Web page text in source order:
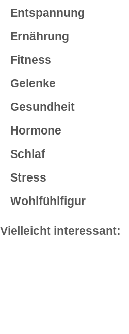
Entspannung
Ernährung
Fitness
Gelenke
Gesundheit
Hormone
Schlaf
Stress
Wohlfühlfigur
Vielleicht interessant: